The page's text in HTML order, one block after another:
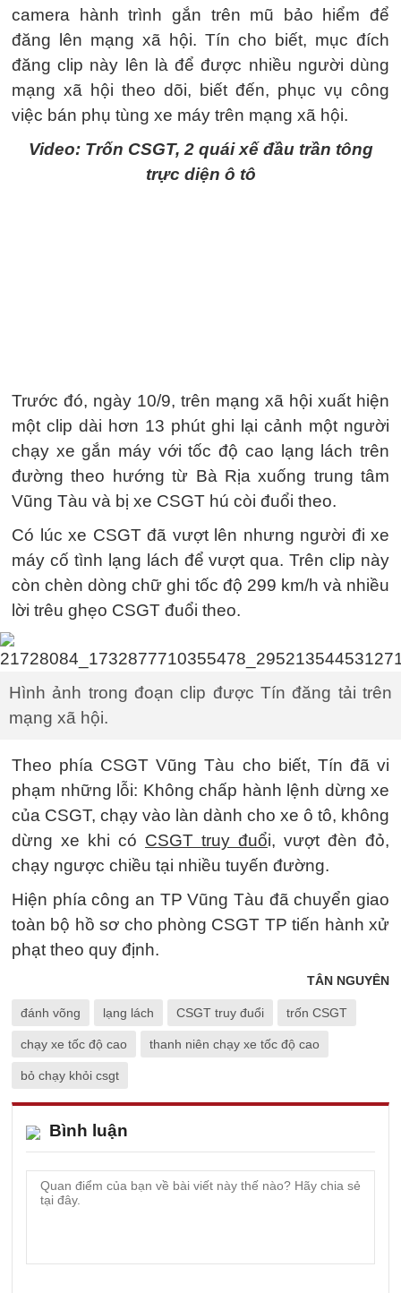
camera hành trình gắn trên mũ bảo hiểm để
đăng lên mạng xã hội. Tín cho biết, mục đích
đăng clip này lên là để được nhiều người dùng
mạng xã hội theo dõi, biết đến, phục vụ công
việc bán phụ tùng xe máy trên mạng xã hội.
Video: Trốn CSGT, 2 quái xế đầu trần tông
trực diện ô tô
Trước đó, ngày 10/9, trên mạng xã hội xuất hiện
một clip dài hơn 13 phút ghi lại cảnh một người
chạy xe gắn máy với tốc độ cao lạng lách trên
đường theo hướng từ Bà Rịa xuống trung tâm
Vũng Tàu và bị xe CSGT hú còi đuổi theo.
Có lúc xe CSGT đã vượt lên nhưng người đi xe
máy cố tình lạng lách để vượt qua. Trên clip này
còn chèn dòng chữ ghi tốc độ 299 km/h và nhiều
lời trêu ghẹo CSGT đuổi theo.
Hình ảnh trong đoạn clip được Tín đăng tải trên
mạng xã hội.
Theo phía CSGT Vũng Tàu cho biết, Tín đã vi
phạm những lỗi: Không chấp hành lệnh dừng xe
của CSGT, chạy vào làn dành cho xe ô tô, không
dừng xe khi có CSGT truy đuổi, vượt đèn đỏ,
chạy ngược chiều tại nhiều tuyến đường.
Hiện phía công an TP Vũng Tàu đã chuyển giao
toàn bộ hồ sơ cho phòng CSGT TP tiến hành xử
phạt theo quy định.
TÂN NGUYÊN
đánh võng lạng lách CSGT truy đuổi trốn CSGT
chạy xe tốc độ cao thanh niên chạy xe tốc độ cao
bỏ chạy khỏi csgt
Bình luận